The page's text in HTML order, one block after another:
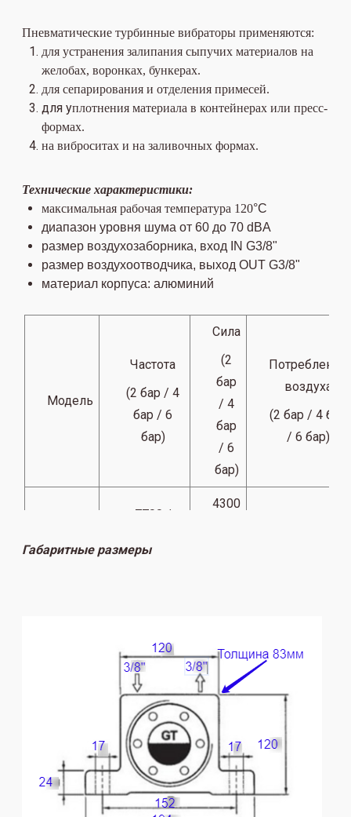
Пневматические турбинные вибраторы применяются:
для устранения залипания сыпучих материалов на
желобах, воронках, бункерах.
для сепарирования и отделения примесей.
для уплотнения материала в контейнерах или пресс-
формах.
на виброситах и на заливочных формах.
Технические характеристики:
максимальная рабочая температура 120°C
диапазон уровня шума от 60 до 70 dBA
размер воздухозаборника, вход IN G3/8"
размер воздухоотводчика, выход OUT G3/8"
материал корпуса: алюминий
Модель
Частота
(2 бар / 4
бар / 6
бар)
Сила
(2
бар
/ 4
бар
/ 6
бар)
Потребление
воздуха
(2 бар / 4 бар
/ 6 бар)
7700 /
9500
4300
Габаритные размеры